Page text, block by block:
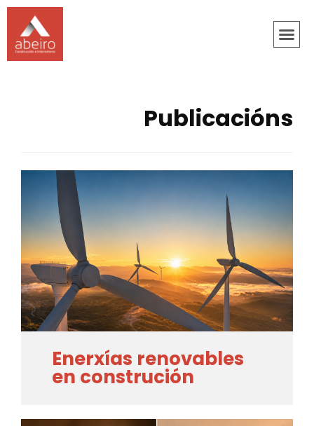
Publicacións
Enerxías renovables
en construción